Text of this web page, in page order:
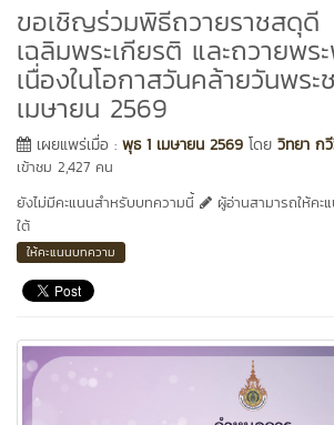
ขอเชิญร่วมพิธีถวายราชสดุดี
เฉลิมพระเกียรติ และถวายพ
เนื่องในโอกาสวันคล้ายวันพร
เมษายน 2569
เผยแพร่เมื่อ : พุธ 1 เมษายน 2569 โดย วิทยา ก
เข้าชม 2,427 คน
ยังไม่มีคะแนนสำหรับบทความนี้
ผู้อ่านสามารถให้คะ
ใต้
ให้คะแนนบทความ